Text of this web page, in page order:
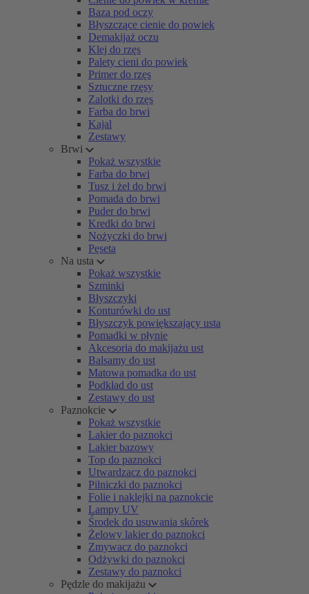
Baza pod oczy
Błyszczące cienie do powiek
Demakijaż oczu
Klej do rzęs
Palety cieni do powiek
Primer do rzęs
Sztuczne rzęsy
Zalotki do rzęs
Farba do brwi
Kajal
Zestawy
Brwi
Pokaż wszystkie
Farba do brwi
Tusz i żel do brwi
Pomada do brwi
Puder do brwi
Kredki do brwi
Nożyczki do brwi
Pęseta
Na usta
Pokaż wszystkie
Szminki
Błyszczyki
Konturówki do ust
Błyszczyk powiększający usta
Pomadki w płynie
Akcesoria do makijażu ust
Balsamy do ust
Matowa pomadka do ust
Podkład do ust
Zestawy do ust
Paznokcie
Pokaż wszystkie
Lakier do paznokci
Lakier bazowy
Top do paznokci
Utwardzacz do paznokci
Pilniczki do paznokci
Folie i naklejki na paznokcie
Lampy UV
Środek do usuwania skórek
Żelowy lakier do paznokci
Zmywacz do paznokci
Odżywki do paznokci
Zestawy do paznokci
Pędzle do makijażu